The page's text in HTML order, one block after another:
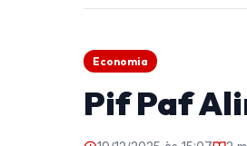
Economia
Pif Paf